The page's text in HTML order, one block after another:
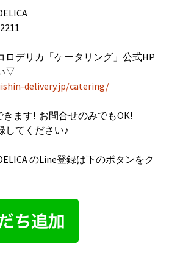
デリカ「ケータリング」公式HP
▽
delivery.jp/catering/
きます! お問合せのみでもOK!
してください♪
のLine登録は下のボタンをク